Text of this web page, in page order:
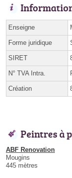
Enseigne
Forme juridique
SIRET
N° TVA Intra.
Création
Peintres à
ABF Renovation
Mougins
445 mètres